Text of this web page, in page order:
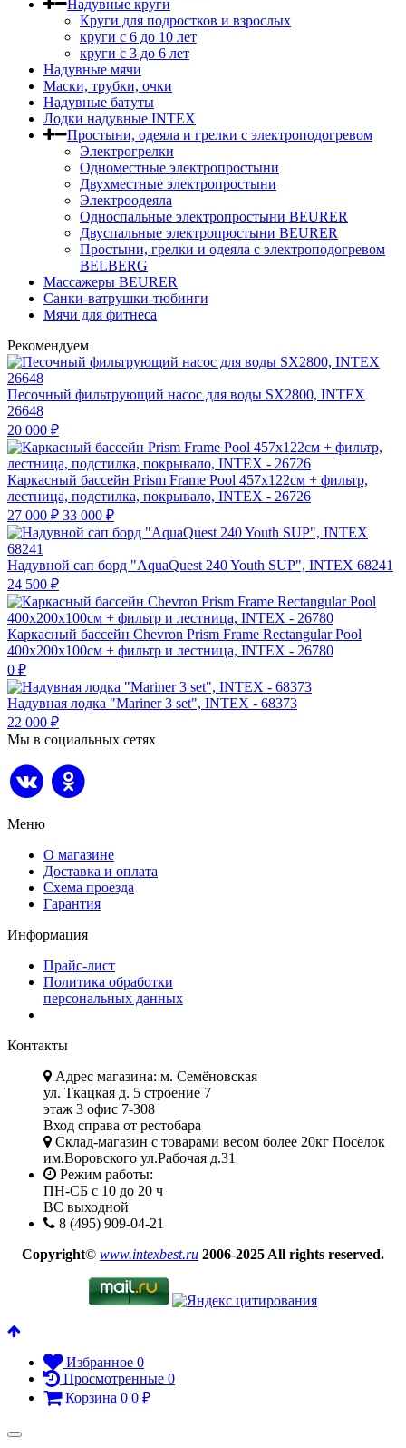
Надувные круги
Круги для подростков и взрослых
круги с 6 до 10 лет
круги c 3 до 6 лет
Надувные мячи
Маски, трубки, очки
Надувные батуты
Лодки надувные INTEX
Простыни, одеяла и грелки с электроподогревом
Электрогрелки
Одноместные электропростыни
Двухместные электропростыни
Электроодеяла
Односпальные электропростыни BEURER
Двуспальные электропростыни BEURER
Простыни, грелки и одеяла с электроподогревом
BELBERG
Массажеры BEURER
Санки-ватрушки-тюбинги
Мячи для фитнеса
Рекомендуем
Песочный фильтрующий насос для воды SX2800, INTEX
26648
20 000 ₽
Каркасный бассейн Prism Frame Pool 457х122см + фильтр,
лестница, подстилка, покрывало, INTEX - 26726
27 000 ₽ 33 000 ₽
Надувной сап борд "AquaQuest 240 Youth SUP", INTEX 68241
24 500 ₽
Каркасный бассейн Chevron Prism Frame Rectangular Pool
400х200х100см + фильтр и лестница, INTEX - 26780
0 ₽
Надувная лодка "Mariner 3 set", INTEX - 68373
22 000 ₽
Мы в социальных сетях
Меню
О магазине
Доставка и оплата
Схема проезда
Гарантия
Информация
Прайс-лист
Политика обработки
персональных данных
Контакты
Адрес магазина: м. Семёновская
ул. Ткацкая д. 5 строение 7
этаж 3 офис 7-308
Вход справа от рестобара
Склад-магазин с товарами весом более 20кг Посёлок
им.Воровского ул.Рабочая д.31
Режим работы:
ПН-СБ с 10 до 20 ч
ВС выходной
8 (495) 909-04-21
Copyright© www.intexbest.ru 2006-2025 All rights reserved.
Избранное 0
Просмотренные 0
Корзина 0 0 ₽